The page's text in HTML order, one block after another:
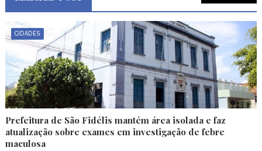
CIDADES
Prefeitura de São Fidélis mantém área isolada e faz
atualização sobre exames em investigação de febre
maculosa